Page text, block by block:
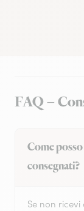
FAQ –
Come
consegnati?
Se non